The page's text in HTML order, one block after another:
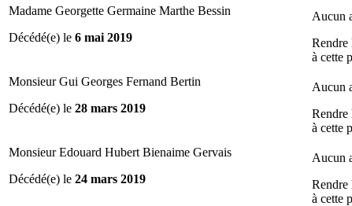
Madame Georgette Germaine Marthe Bessin
Décédé(e) le 6 mai 2019
Aucun
Rendre
à cette
Monsieur Gui Georges Fernand Bertin
Décédé(e) le 28 mars 2019
Aucun
Rendre
à cette
Monsieur Edouard Hubert Bienaime Gervais
Décédé(e) le 24 mars 2019
Aucun
Rendre
à cette